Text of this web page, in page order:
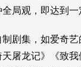
局观，即达到一
剧集，如爱奇
屠龙记》《致